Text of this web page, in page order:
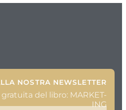
NOSTRA NEWSLETTER
del libro: MARKET-
ING